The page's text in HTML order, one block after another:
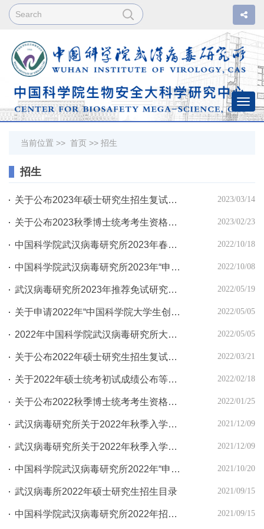
当前位置 >> 首页 >> 招生
招生
关于公布2023年硕士研究生招生复试分数线的通知 2023/03/14
关于公布2023秋季博士统考考生资格审核结果及复试安排的通知 2023/02/23
中国科学院武汉病毒研究所2023年春季入学博士网上报名公告 2022/10/18
中国科学院武汉病毒研究所2023年“申请-考核制”博士研究生招生简章 2022/10/08
武汉病毒研究所2023年推荐免试研究生报名系统开通的通知 2022/05/19
关于申请2022年“中国科学院大学生创新实践训练计划”的通知 2022/05/05
2022年中国科学院武汉病毒研究所大学生夏令营招募通知 2022/05/05
关于公布2022年硕士研究生招生复试分数线的通知 2022/03/21
关于2022年硕士统考初试成绩公布等相关事宜的通知 2022/02/18
关于公布2022秋季博士统考考生资格审核结果及复试安排的通知 2022/01/25
武汉病毒研究所关于2022年秋季入学博士研究生报名等事宜的通知 2021/12/09
武汉病毒研究所关于2022年秋季入学硕博连读博士研究生的报名通知 2021/12/09
中国科学院武汉病毒研究所2022年“申请-考核制”博士研究生招生简章 2021/10/20
武汉病毒所2022年硕士研究生招生目录 2021/09/15
中国科学院武汉病毒研究所2022年招收攻读硕士学位研究生简章 2021/09/15